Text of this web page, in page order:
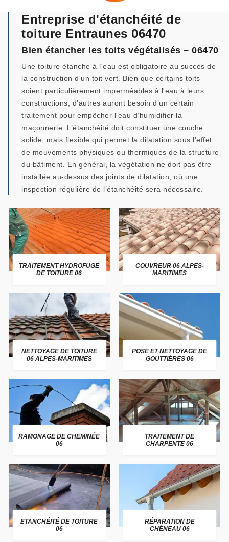
Entreprise d'étanchéité de
toiture Entraunes 06470
Bien étancher les toits végétalisés – 06470
Une toiture étanche à l'eau est obligatoire au succès de
la construction d'un toit vert. Bien que certains toits
soient particulièrement imperméables à l'eau à leurs
constructions, d’autres auront besoin d’un certain
traitement pour empêcher l'eau d’humidifier la
maçonnerie. L’étanchéité doit constituer une couche
solide, mais flexible qui permet la dilatation sous l'effet
de mouvements physiques ou thermiques de la structure
du bâtiment. En général, la végétation ne doit pas être
installée au-dessus des joints de dilatation, où une
inspection régulière de l’étanchéité sera nécessaire.
TRAITEMENT HYDROFUGE
DE TOITURE 06
COUVREUR 06 ALPES-
MARITIMES
NETTOYAGE DE TOITURE
06 ALPES-MARITIMES
POSE ET NETTOYAGE DE
GOUTTIÈRES 06
RAMONAGE DE CHEMINÉE
06
TRAITEMENT DE
CHARPENTE 06
ETANCHÉITÉ DE TOITURE
06
RÉPARATION DE
CHÉNEAU 06